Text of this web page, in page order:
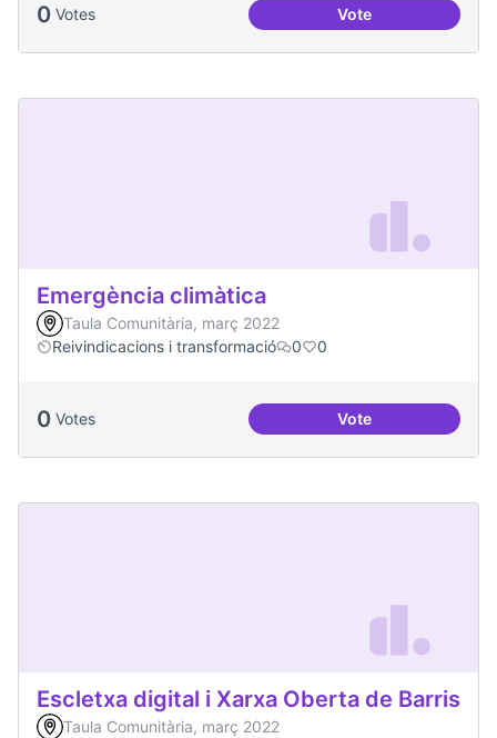
0 Votes VoteDinàmiques
Emergència climàtica
Taula Comunitària, març 2022
Reivindicacions i transformació
0 0
0 Votes VoteEmergència
Escletxa digital i Xarxa Oberta de Barris
Taula Comunitària, març 2022